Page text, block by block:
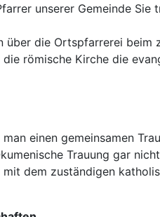
unserer Gemeinde
die Ortspfarrerei
römische Kirche die
einen gemeinsamen
Trauung gar
dem zuständigen